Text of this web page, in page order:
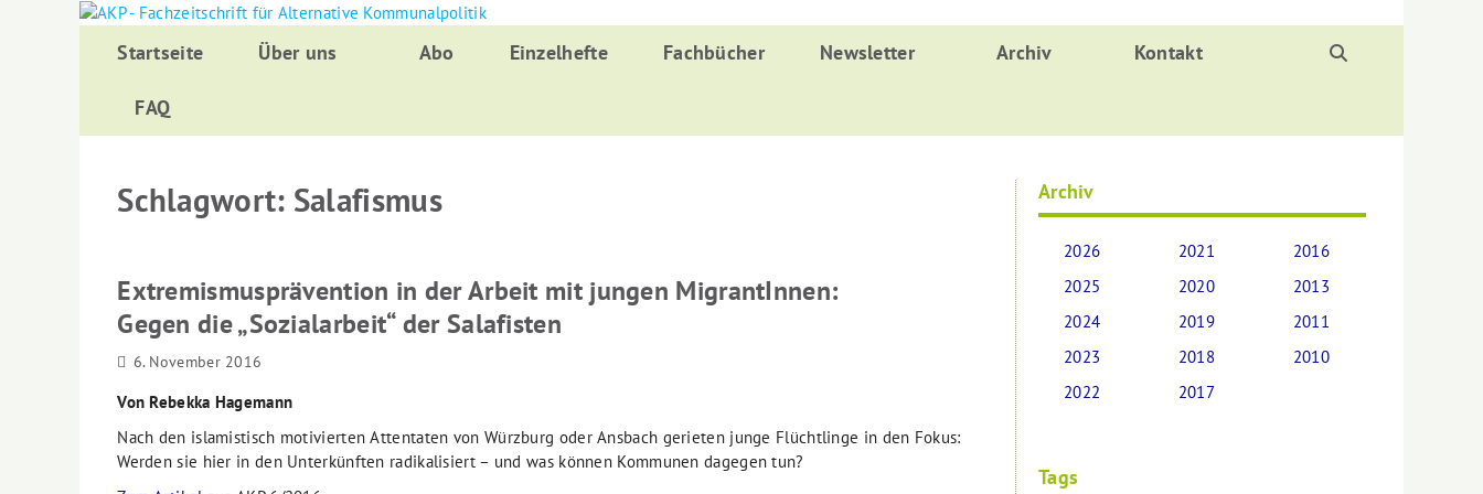
Zurück
InhaltStartseite Über uns Abo Einzelhefte Fachbücher Newsletter Archiv Kontakt
FAQ
Schlagwort: Salafismus
Extremismusprävention in der Arbeit mit jungen MigrantInnen:
Gegen die „Sozialarbeit“ der Salafisten
6. November 2016
Von Rebekka Hagemann
Nach den islamistisch motivierten Attentaten von Würzburg oder Ansbach gerieten junge Flüchtlinge in den Fokus:
Werden sie hier in den Unterkünften radikalisiert – und was können Kommunen dagegen tun?
Archiv
2026
2025
2024
2023
2022
2021
2020
2019
2018
2017
2016
2013
2011
2010
Tags